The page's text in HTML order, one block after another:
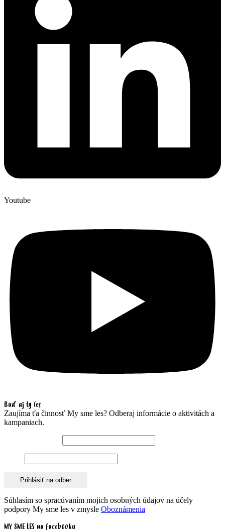
Youtube
Buď aj ty les
Zaujíma ťa činnosť My sme les? Odberaj informácie o aktivitách a
kampaniach.
Súhlasím so spracúvaním mojich osobných údajov na účely
podpory My sme les v zmysle Oboznámenia
MY SME LES na facebooku